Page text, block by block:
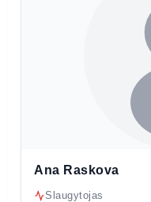
Ana Raskova
Slaugytojas